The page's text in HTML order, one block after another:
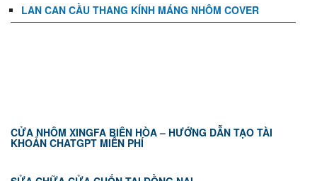
LAN CAN CẦU THANG KÍNH MÁNG NHÔM COVER
CỬA NHÔM XINGFA BIÊN HÒA – HƯỚNG DẪN TẠO TÀI
KHOẢN CHATGPT MIỄN PHÍ